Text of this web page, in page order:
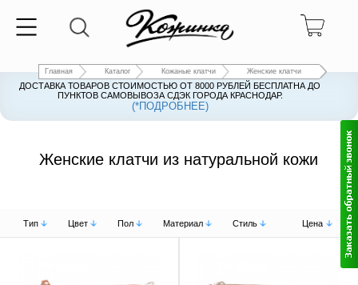
Главная Каталог Кожаные клатчи Женские клатчи
ДОСТАВКА ТОВАРОВ СТОИМОСТЬЮ ОТ 8000 РУБЛЕЙ БЕСПЛАТНА ДО
ПУНКТОВ САМОВЫВОЗА СДЭК ГОРОДА КРАСНОДАР.
(*ПОДРОБНЕЕ)
Женские клатчи из натуральной кожи
Тип Цвет Пол Материал Стиль Цена